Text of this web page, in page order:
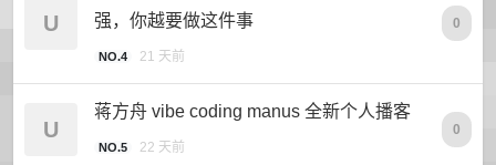
U
强，你越要做这件事
NO.4 21 天前
0
U
蒋方舟 vibe coding manus 全新个人播客
NO.5 22 天前
0